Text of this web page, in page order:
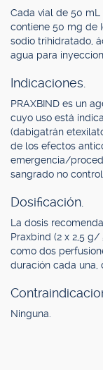
Cada vial de 50
contiene 50 mg de
sodio trihidratado,
agua para
Indicaciones.
PRAXBIND es un
cuyo uso está
(dabigatrán
de los efectos
emergencia/
sangrado no
Dosificación.
La dosis
Praxbind (2 x 2,5 g/
como dos
duración cada una,
Ninguna.